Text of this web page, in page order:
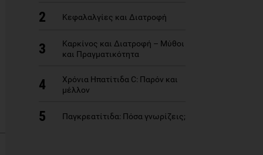
2 Κεφαλαλγίες και Διατροφή
3
Καρκίνος και Διατροφή – Μύθοι
και Πραγματικότητα
4
Χρόνια Ηπατίτιδα C: Παρόν και
μέλλον
5 Παγκρεατίτιδα: Πόσα γνωρίζεις;